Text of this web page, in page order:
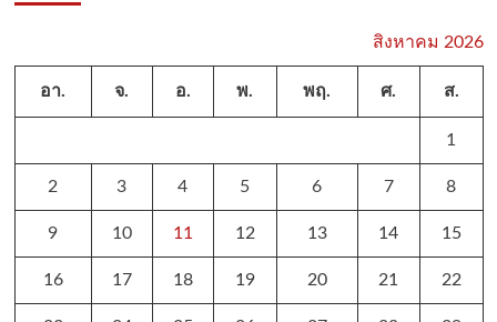
สิงหาคม 2026
อา. จ. อ. พ. พฤ. ศ. ส.
1
2 3 4 5 6 7 8
9 10 11 12 13 14 15
16 17 18 19 20 21 22